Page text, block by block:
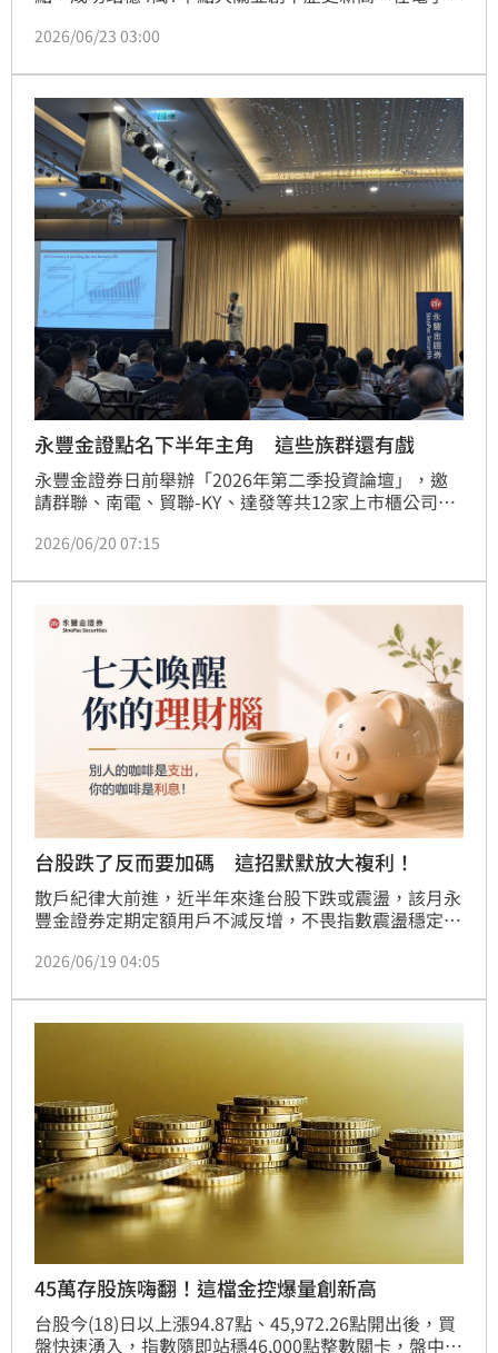
法人分析，目前均線呈現多頭排列，資金聚焦AI、記憶
定台積電、聯發科等營收雙增且法人加碼的績優股，並
關注暑期旅遊旺季帶動的航空族群，於高檔震盪中嚴選
標的。
2026/06/23 03:00
永豐金證點名下半年主角 這些族群還有戲
永豐金證券日前舉辦「2026年第二季投資論壇」，邀
請群聯、南電、貿聯-KY、達發等共12家上市櫃公司與
Computex觀察與下半年投資契機。另邀多位專家就
資展望發表演說。
2026/06/20 07:15
台股跌了反而要加碼 這招默默放大複利！
散戶紀律大前進，近半年來逢台股下跌或震盪，該月永
豐金證券定期定額用戶不減反增，不畏指數震盪穩定成
投資用戶紀律不斷優化，上漲時懂得參與行情，下跌時
額台股人數與金額。
2026/06/19 04:05
45萬存股族嗨翻！這檔金控爆量創新高
台股今(18)日以上漲94.87點、45,972.26點開出後，買
盤快速湧入，指數隨即站穩46,000點整數關卡，盤中最